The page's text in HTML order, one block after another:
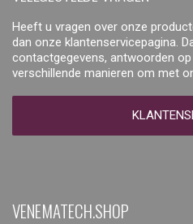
Heeft u vragen over onze
dan onze klantenservicepagina.
contactgegevens, antwoorden
verschillende manieren om met
VENEMATECH.SHOP